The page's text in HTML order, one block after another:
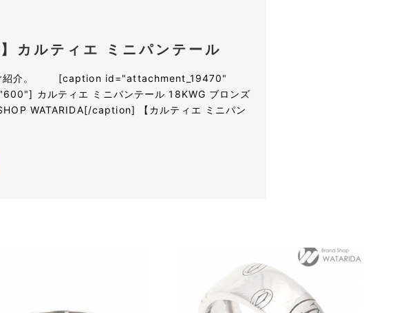
カルティエ ミニパンテール
ご紹介。 [caption id="attachment_19470"
カルティエ ミニパンテール 18KWG ブロンズ
WATARIDA[/caption] 【カルティエ ミニパン